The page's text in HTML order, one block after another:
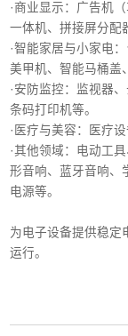
·商业显示‌：广告机
一体机、拼接屏分配
·智能家居与小家电‌
美甲机、智能马桶盖
‌·安防监控‌：监视器
条码打印机等。
·医疗与美容‌：医疗
‌·其他领域‌：电动工
形音响、蓝牙音响、
电源等。
为电子设备提供稳定
运行。